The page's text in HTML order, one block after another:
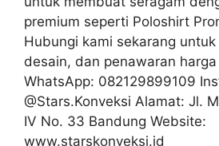
premium seperti Poloshirt
Hubungi kami sekarang
desain, dan penawaran
WhatsApp: 082129899109
@Stars.Konveksi Alamat: Jl.
IV No. 33 Bandung Website:
www.starskonveksi.id